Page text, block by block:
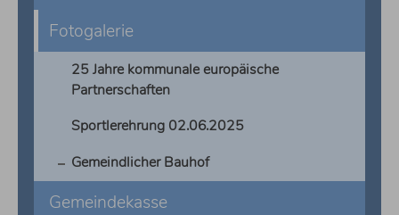
Fotogalerie
25 Jahre kommunale europäische
Partnerschaften
Sportlerehrung 02.06.2025
Gemeindlicher Bauhof
Gemeindekasse